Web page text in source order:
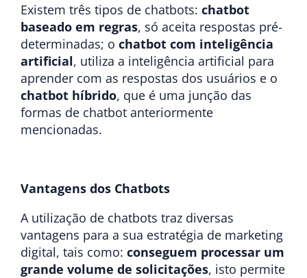
Existem três tipos de chatbots: chatbot
baseado em regras, só aceita respostas pré-
determinadas; o chatbot com inteligência
artificial, utiliza a inteligência artificial para
aprender com as respostas dos usuários e o
chatbot híbrido, que é uma junção das
formas de chatbot anteriormente
mencionadas.
Vantagens dos Chatbots
A utilização de chatbots traz diversas
vantagens para a sua estratégia de marketing
digital, tais como: conseguem processar um
grande volume de solicitações, isto permite